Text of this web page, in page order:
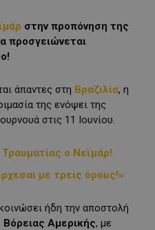
στην προπόνηση της
προσγειώνεται
άπαντες στη Βραζιλία, η
της ενόψει της
στις 11 Ιουνίου.
ο Νεϊμάρ!
με τρεις όρους!»
ήδη την αποστολή
Βόρειας Αμερικής, με